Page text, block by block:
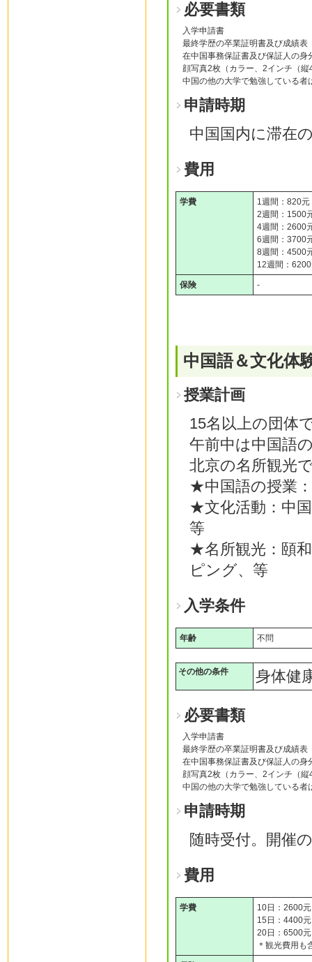
必要書類
入学申請書
最終学歴の卒業証明書及び成績表
在中国事務保証書及び保証人の身
顔写真2枚（カラー、2インチ（縦
中国の他の大学で勉強している
申請時期
中国国内に滞在
費用
学費
1週間：820元
2週間：1500
4週間：2600
6週間：3700
8週間：4500
12週間：
保険 -
中国語＆文化体
授業計画
15名以上の団体
午前中は中国語
北京の名所観光
★中国語の授業
★文化活動：中
等
★名所観光：頤
ピング、等
入学条件
年齢 不問
その他の条件 身体健
必要書類
入学申請書
最終学歴の卒業証明書及び成績表
在中国事務保証書及び保証人の身
顔写真2枚（カラー、2インチ（縦
中国の他の大学で勉強している
申請時期
随時受付。開催
費用
学費
10日：2600元
15日：4400元
20日：6500元
＊観光費用も